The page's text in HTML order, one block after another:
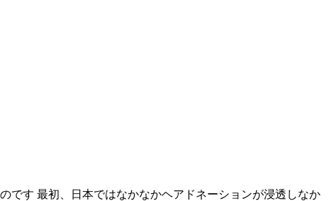
す 最初、日本ではなかなかヘアドネーションが浸透しなか